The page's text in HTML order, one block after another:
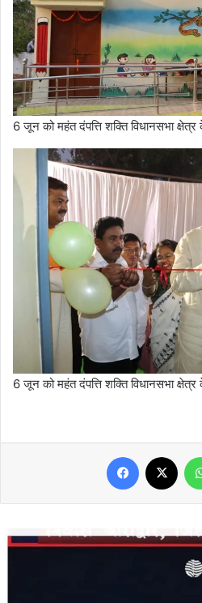
6 जून को महंत दंपत्ति शक्ति विधानसभा क्षेत्र
6 जून को महंत दंपत्ति शक्ति विधानसभा क्षेत्र
Facebook